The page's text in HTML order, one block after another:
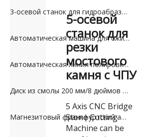
3-осевой станок для гидроабразивной резки камня
Автоматическая машина для сжигания гранита Dialead
Автоматическая линия полировки машины
Диск из смолы 200 мм/8 дюймов для полировки гранита
Магнезитовый франкфуртский абразив для мрамора и травертина
5-осевой
станок для
резки
мостового
камня с ЧПУ
5 Axis CNC Bridge
Stone Cutting
Machine can be